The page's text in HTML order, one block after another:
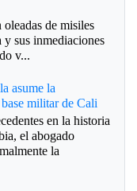
oleadas de misiles
sus inmediaciones
v...
asume la
militar de Cali
en la historia
el abogado
la